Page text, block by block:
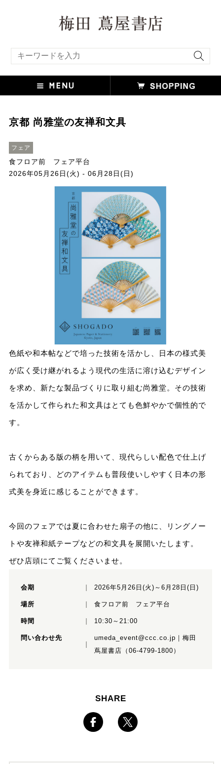
京都 尚雅堂の友禅和文具
フェア
食フロア前 フェア平台
2026年05月26日(火) - 06月28日(日)
色紙や和本帖などで培った技術を活かし、日本の様式美
が広く受け継がれるよう現代の生活に溶け込むデザイン
を求め、新たな製品づくりに取り組む尚雅堂。その技術
を活かして作られた和文具はとても色鮮やかで個性的で
す。
古くからある版の柄を用いて、現代らしい配色で仕上げ
られており、どのアイテムも普段使いしやすく日本の形
式美を身近に感じることができます。
今回のフェアでは夏に合わせた扇子の他に、リングノー
トや友禅和紙テープなどの和文具を展開いたします。
ぜひ店頭にてご覧くださいませ。
会期 2026年5月26日(火)～6月28日(日)
場所 食フロア前 フェア平台
時間 10:30～21:00
問い合わせ先
umeda_event@ccc.co.jp｜梅田
蔦屋書店（06-4799-1800）
SHARE